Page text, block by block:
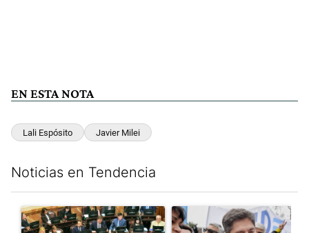
EN ESTA NOTA
Lali Espósito Javier Milei
Noticias en Tendencia
Un artículo de tendencia con el título "La Rosada busca
Un artículo de tendencia con